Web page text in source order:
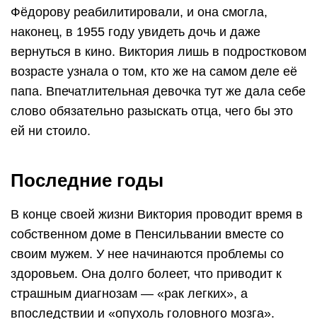
Фёдорову реабилитировали, и она смогла,
наконец, в 1955 году увидеть дочь и даже
вернуться в кино. Виктория лишь в подростковом
возрасте узнала о том, кто же на самом деле её
папа. Впечатлительная девочка тут же дала себе
слово обязательно разыскать отца, чего бы это
ей ни стоило.
Последние годы
В конце своей жизни Виктория проводит время в
собственном доме в Пенсильвании вместе со
своим мужем. У нее начинаются проблемы со
здоровьем. Она долго болеет, что приводит к
страшным диагнозам — «рак легких», а
впоследствии и «опухоль головного мозга».